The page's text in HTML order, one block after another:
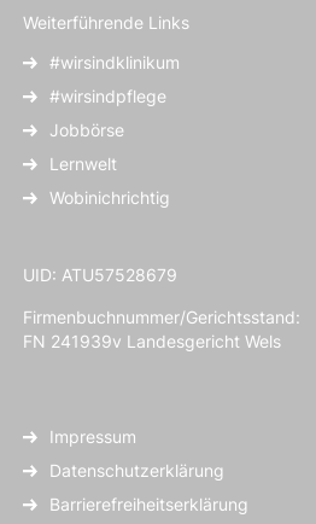
Weiterführende Links
#wirsindklinikum
#wirsindpflege
Jobbörse
Lernwelt
Wobinichrichtig
UID: ATU57528679
Firmenbuchnummer/Gerichtsstand:
FN 241939v Landesgericht Wels
Impressum
Datenschutzerklärung
Barrierefreiheitserklärung